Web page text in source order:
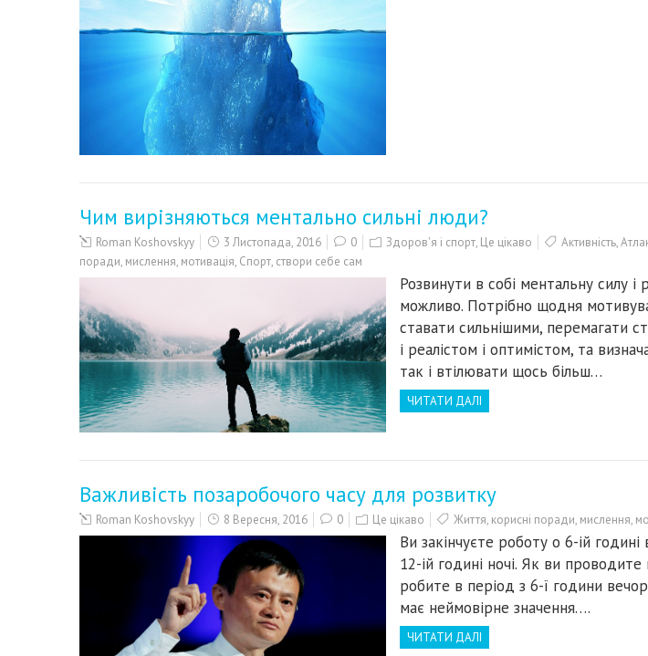
Чим вирізняються ментально сильні люди?
Roman Koshovskyy 3 Листопада, 2016 0 Здоров'я і спорт, Це цікаво Активність,
поради, мислення, мотивація, Спорт, створи себе сам
Розвинути в собі ментальну силу і
можливо. Потрібно щодня
ставати сильнішими, перемагати
і реалістом і оптимістом, та
так і втілювати щось більш…
ЧИТАТИ ДАЛІ
Важливість позаробочого часу для розвитку
Roman Koshovskyy 8 Вересня, 2016 0 Це цікаво Життя, корисні поради, мислення,
Ви закінчуєте роботу о 6-ій
12-ій годині ночі. Як ви
робите в період з 6-ї години
має неймовірне значення….
ЧИТАТИ ДАЛІ